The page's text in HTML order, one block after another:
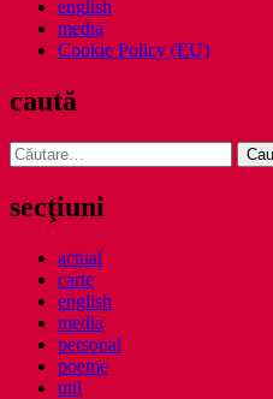
english
media
Cookie Policy (EU)
caută
Caută
după:
secţiuni
actual
carte
english
media
personal
poeme
util